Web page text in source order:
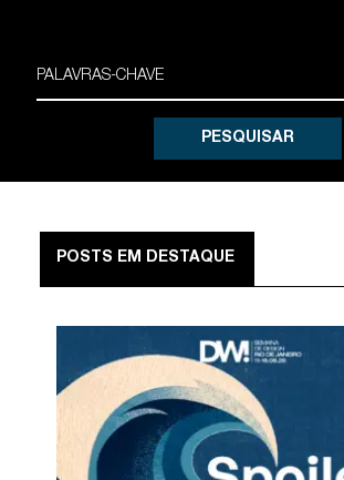
PESQUISAR
POSTS EM DESTAQUE